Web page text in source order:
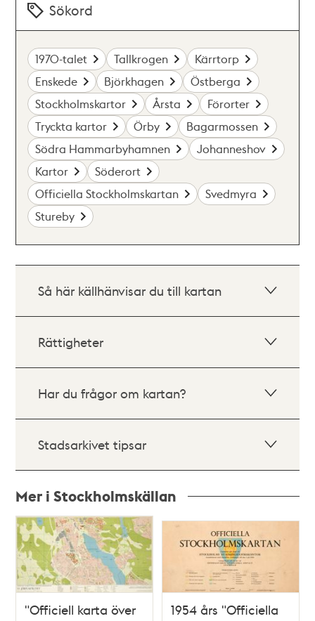
Sökord
1970-talet Tallkrogen
Kärrtorp
Enskede
Björkhagen
Östberga
Stockholmskartor
Årsta
Förorter
Tryckta kartor
Örby
Bagarmossen
Södra Hammarbyhamnen
Johanneshov
Kartor
Söderort
Officiella Stockholmskartan
Svedmyra
Stureby
Så här källhänvisar du till kartan
Rättigheter
Har du frågor om kartan?
Stadsarkivet tipsar
Mer i Stockholmskällan
Relaterade
poster
och
teman
"Officiell karta över
1954 års "Officiella